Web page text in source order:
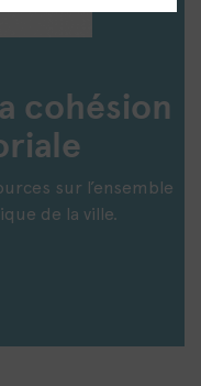
cohésion
sur l’ensemble
de la ville.